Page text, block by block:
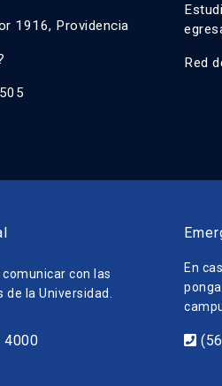
1916, Providencia
Red
con las
la Universidad.
4000
En